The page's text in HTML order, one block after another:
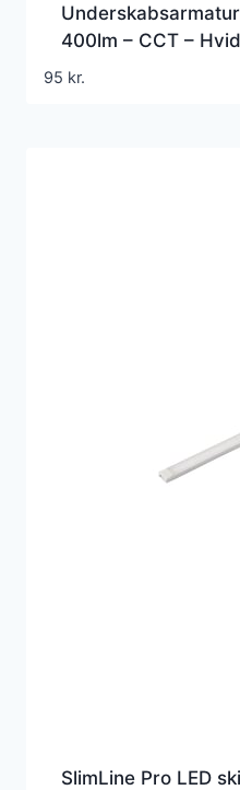
400lm – CCT – Hvid
95 kr.
SlimLine Pro LED